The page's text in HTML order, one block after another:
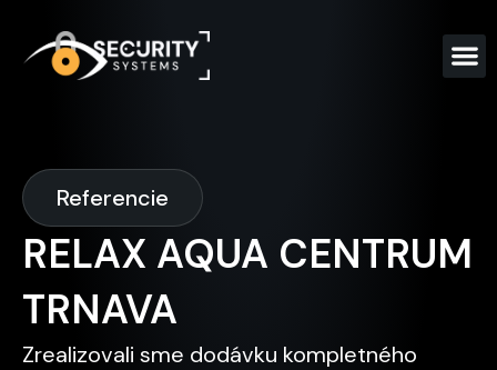
Referencie
RELAX AQUA CENTRUM
TRNAVA
Zrealizovali sme dodávku kompletného